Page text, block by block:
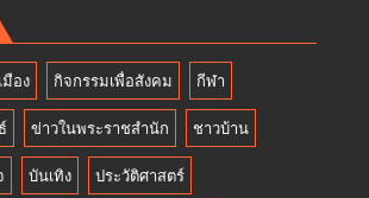
มือง กิจกรรมเพื่อสังคม กีฬา
ข่าวในพระราชสำนัก ชาวบ้าน
บันเทิง ประวัติศาสตร์